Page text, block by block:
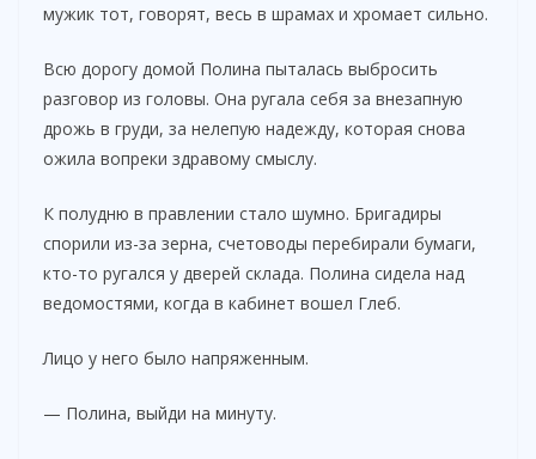
мужик тот, говорят, весь в шрамах и хромает сильно.
Всю дорогу домой Полина пыталась выбросить
разговор из головы. Она ругала себя за внезапную
дрожь в груди, за нелепую надежду, которая снова
ожила вопреки здравому смыслу.
К полудню в правлении стало шумно. Бригадиры
спорили из-за зерна, счетоводы перебирали бумаги,
кто-то ругался у дверей склада. Полина сидела над
ведомостями, когда в кабинет вошел Глеб.
Лицо у него было напряженным.
— Полина, выйди на минуту.